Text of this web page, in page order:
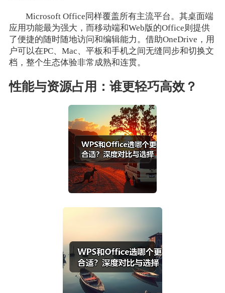
Microsoft Office同样覆盖所有主流平台。其桌面端
应用功能最为强大，而移动端和Web版的Office则提供
了便捷的随时随地访问和编辑能力。借助OneDrive，用
户可以在PC、Mac、平板和手机之间无缝同步和切换文
档，整个生态体验非常成熟和连贯。
性能与资源占用：谁更轻巧高效？